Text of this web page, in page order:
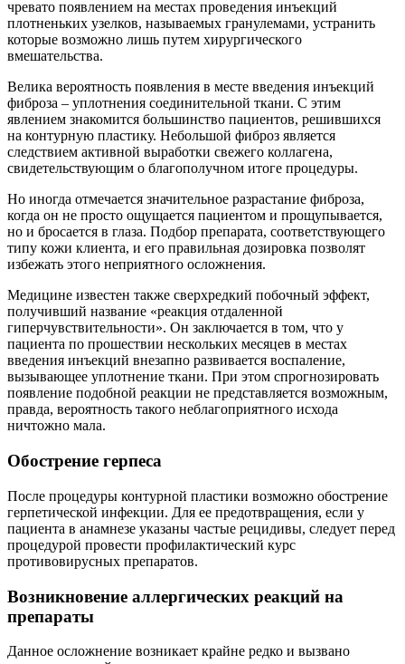
чревато появлением на местах проведения инъекций
плотненьких узелков, называемых гранулемами, устранить
которые возможно лишь путем хирургического
вмешательства.
Велика вероятность появления в месте введения инъекций
фиброза – уплотнения соединительной ткани. С этим
явлением знакомится большинство пациентов, решившихся
на контурную пластику. Небольшой фиброз является
следствием активной выработки свежего коллагена,
свидетельствующим о благополучном итоге процедуры.
Но иногда отмечается значительное разрастание фиброза,
когда он не просто ощущается пациентом и прощупывается,
но и бросается в глаза. Подбор препарата, соответствующего
типу кожи клиента, и его правильная дозировка позволят
избежать этого неприятного осложнения.
Медицине известен также сверхредкий побочный эффект,
получивший название «реакция отдаленной
гиперчувствительности». Он заключается в том, что у
пациента по прошествии нескольких месяцев в местах
введения инъекций внезапно развивается воспаление,
вызывающее уплотнение ткани. При этом спрогнозировать
появление подобной реакции не представляется возможным,
правда, вероятность такого неблагоприятного исхода
ничтожно мала.
Обострение герпеса
После процедуры контурной пластики возможно обострение
герпетической инфекции. Для ее предотвращения, если у
пациента в анамнезе указаны частые рецидивы, следует перед
процедурой провести профилактический курс
противовирусных препаратов.
Возникновение аллергических реакций на
препараты
Данное осложнение возникает крайне редко и вызвано